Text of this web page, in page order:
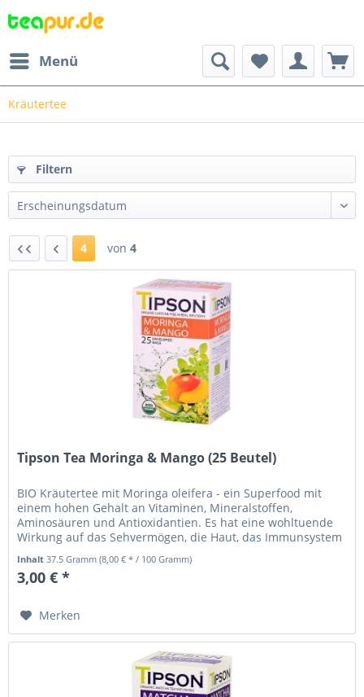
Menü
Kräutertee
Filtern
4 von 4
Tipson Tea Moringa & Mango (25 Beutel)
BIO Kräutertee mit Moringa oleifera - ein Superfood mit
einem hohen Gehalt an Vitaminen, Mineralstoffen,
Aminosäuren und Antioxidantien. Es hat eine wohltuende
Wirkung auf das Sehvermögen, die Haut, das Immunsystem
Inhalt37.5 Gramm(8,00 € * / 100 Gramm)
3,00 € *
Merken